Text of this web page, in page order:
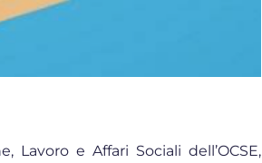
e Affari Sociali dell’OCSE,